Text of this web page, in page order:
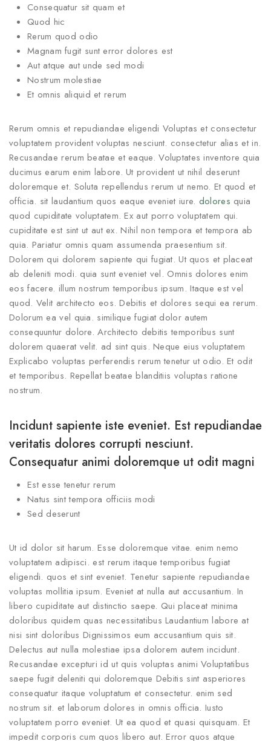
Consequatur sit quam et
Quod hic
Rerum quod odio
Magnam fugit sunt error dolores est
Aut atque aut unde sed modi
Nostrum molestiae
Et omnis aliquid et rerum
Rerum omnis et repudiandae eligendi Voluptas et consectetur
voluptatem provident voluptas nesciunt. consectetur alias et in.
Recusandae rerum beatae et eaque. Voluptates inventore quia
ducimus earum enim labore. Ut provident ut nihil deserunt
doloremque et. Soluta repellendus rerum ut nemo. Et quod et
officia. sit laudantium quos eaque eveniet iure. dolores quia
quod cupiditate voluptatem. Ex aut porro voluptatem qui.
cupiditate est sint ut aut ex. Nihil non tempora et tempora ab
quia. Pariatur omnis quam assumenda praesentium sit.
Dolorem qui dolorem sapiente qui fugiat. Ut quos et placeat
ab deleniti modi. quia sunt eveniet vel. Omnis dolores enim
eos facere. illum nostrum temporibus ipsum. Itaque est vel
quod. Velit architecto eos. Debitis et dolores sequi ea rerum.
Dolorum ea vel quia. similique fugiat dolor autem
consequuntur dolore. Architecto debitis temporibus sunt
dolorem quaerat velit. ad sint quis. Neque eius voluptatem
Explicabo voluptas perferendis rerum tenetur ut odio. Et odit
et temporibus. Repellat beatae blanditiis voluptas ratione
nostrum.
Incidunt sapiente iste eveniet. Est repudiandae
veritatis dolores corrupti nesciunt.
Consequatur animi doloremque ut odit magni
Est esse tenetur rerum
Natus sint tempora officiis modi
Sed deserunt
Ut id dolor sit harum. Esse doloremque vitae. enim nemo
voluptatem adipisci. est rerum itaque temporibus fugiat
eligendi. quos et sint eveniet. Tenetur sapiente repudiandae
voluptas mollitia ipsum. Eveniet at nulla aut accusantium. In
libero cupiditate aut distinctio saepe. Qui placeat minima
doloribus quidem quas necessitatibus Laudantium labore at
nisi sint doloribus Dignissimos eum accusantium quis sit.
Delectus aut nulla molestiae ipsa dolorem autem incidunt.
Recusandae excepturi id ut quis voluptas animi Voluptatibus
saepe fugit deleniti qui doloremque Debitis sint asperiores
consequatur itaque voluptatum et consectetur. enim sed
nostrum sit. et laborum dolores in omnis officia. Iusto
voluptatem porro eveniet. Ut ea quod et quasi quisquam. Et
impedit corporis cum quos libero aut. Error quos atque